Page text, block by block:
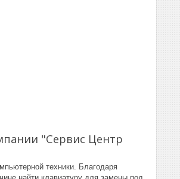
"Сервис Центр
техники. Благодаря